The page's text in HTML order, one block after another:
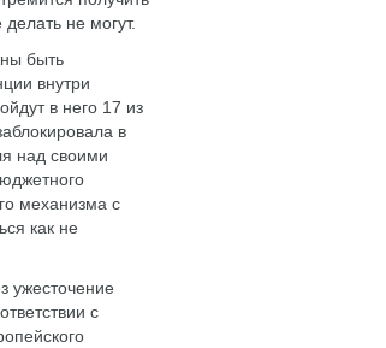
не могут.
быть
внутри
в него 17 из
в
над своими
механизма с
как не
ужесточение
с